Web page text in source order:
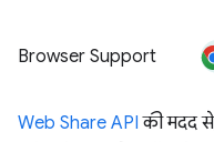
Browser Support
Web Share API की मदद